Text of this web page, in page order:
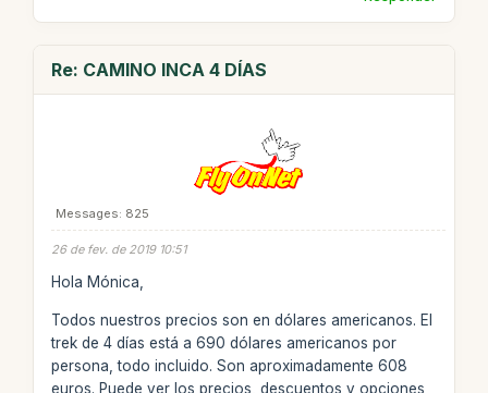
Re: CAMINO INCA 4 DÍAS
Messages: 825
26 de fev. de 2019 10:51
Hola Mónica,
Todos nuestros precios son en dólares americanos. El
trek de 4 días está a 690 dólares americanos por
persona, todo incluido. Son aproximadamente 608
euros. Puede ver los precios, descuentos y opciones